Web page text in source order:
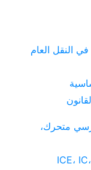
ما هي إمكانية الوصول Barrierefreiheit في النقل العام
متحرك،